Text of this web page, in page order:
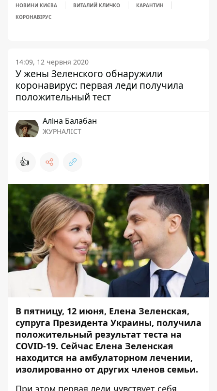
НОВИНИ КИЄВА ВИТАЛИЙ КЛИЧКО
КАРАНТИН
КОРОНАВІРУС
14:09, 12 червня 2020
У жены Зеленского обнаружили
коронавирус: первая леди получила
положительный тест
Аліна Балабан
ЖУРНАЛІСТ
👍
В пятницу, 12 июня, Елена Зеленская,
супруга Президента Украины, получила
положительный результат теста на
COVID-19. Сейчас Елена Зеленская
находится на амбулаторном лечении,
изолированно от других членов семьи.
При этом первая леди чувствует себя